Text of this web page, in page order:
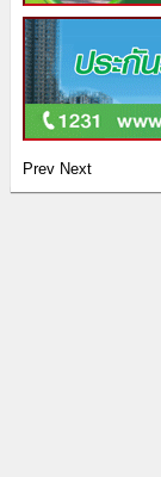
Prev Next